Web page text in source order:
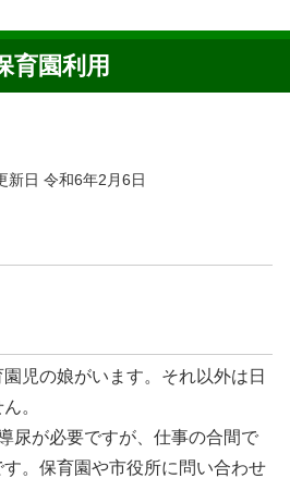
育園利用
日 令和6年2月6日
児の娘がいます。それ以外は⽇
。
尿が必要ですが、仕事の合間で
。保育園や市役所に問い合わせ